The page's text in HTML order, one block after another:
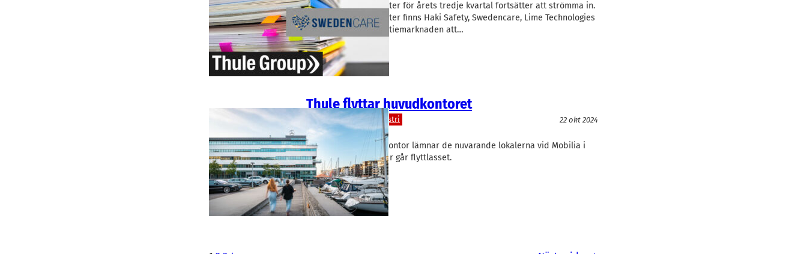
Börsbolagens rapporter för årets tredje kvartal fortsätter att strömma in.
Bland dagens rapporter finns Haki Safety, Swedencare, Lime Technologies
och Thule som fick aktiemarknaden att…
Thule flyttar huvudkontoret
Teknik/Verkstadsindustri
22 okt 2024
Thule
Thule Groups huvudkontor lämnar de nuvarande lokalerna vid Mobilia i
Malmö. Nästa sommar går flyttlasset.